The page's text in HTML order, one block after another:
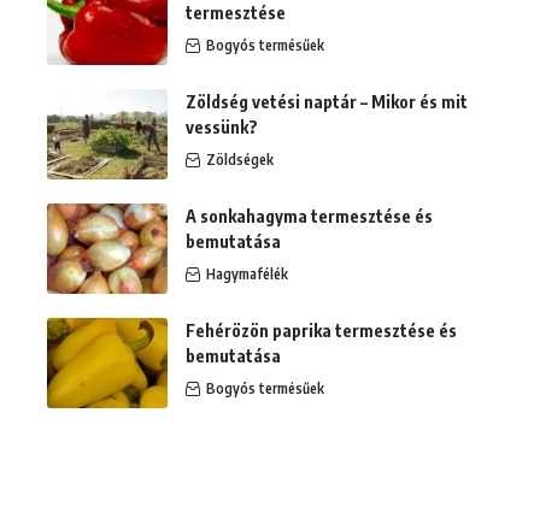
termesztése
Bogyós termésűek
Zöldség vetési naptár – Mikor és mit
vessünk?
Zöldségek
A sonkahagyma termesztése és
bemutatása
Hagymafélék
Fehérözön paprika termesztése és
bemutatása
Bogyós termésűek